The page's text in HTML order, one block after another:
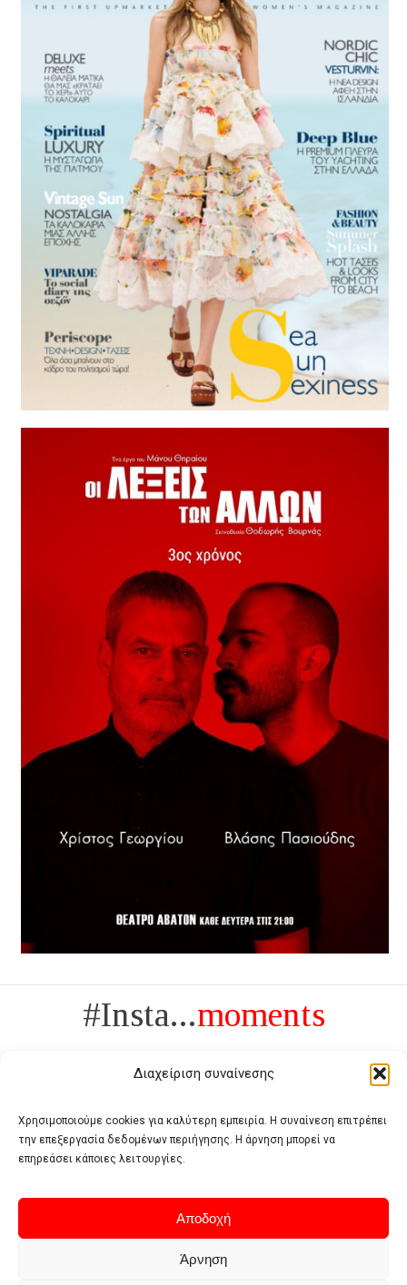
Διαχείριση συναίνεσης
Χρησιμοποιούμε cookies για καλύτερη εμπειρία. Η συναίνεση επιτρέπει
την επεξεργασία δεδομένων περιήγησης. Η άρνηση μπορεί να
επηρεάσει κάποιες λειτουργίες.
Αποδοχή
Άρνηση
#Insta...moments
Πολυτέλεια δεν είναι το αντίθετο της ανέχειας, είναι το αντίθετο της